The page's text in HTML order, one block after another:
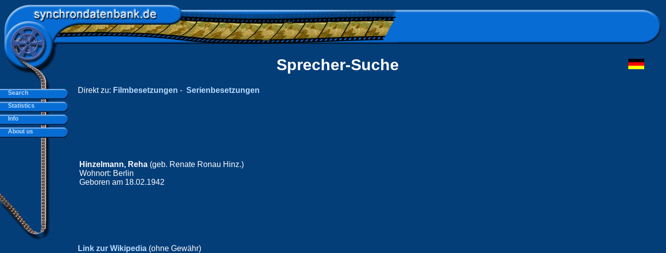
Sprecher-Suche
Direkt zu: Filmbesetzungen - Serienbesetzungen
Hinzelmann, Reha (geb. Renate Ronau Hinz.)
Wohnort: Berlin
Geboren am 18.02.1942
Link zur Wikipedia (ohne Gewähr)
Search
Statistics
Info
About us